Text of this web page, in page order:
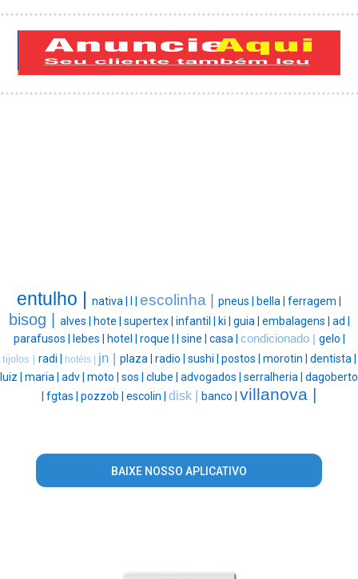
entulho | nativa | escolinha | pneus | bella | ferragem |
bisog | alves | hote | supertex | infantil | ki | guia | embalagens | ad |
parafusos |
lebes | hotel | roque | sine | casa | condicionado | gelo |
tijolos | radi | hotéis | jn | plaza | radio | sushi | postos | morotin | dentista |
luiz | maria | adv | moto | sos | clube | advogados | serralheria | dagoberto
fgtas | pozzob | escolin | disk | banco | villanova |
BAIXE NOSSO APLICATIVO